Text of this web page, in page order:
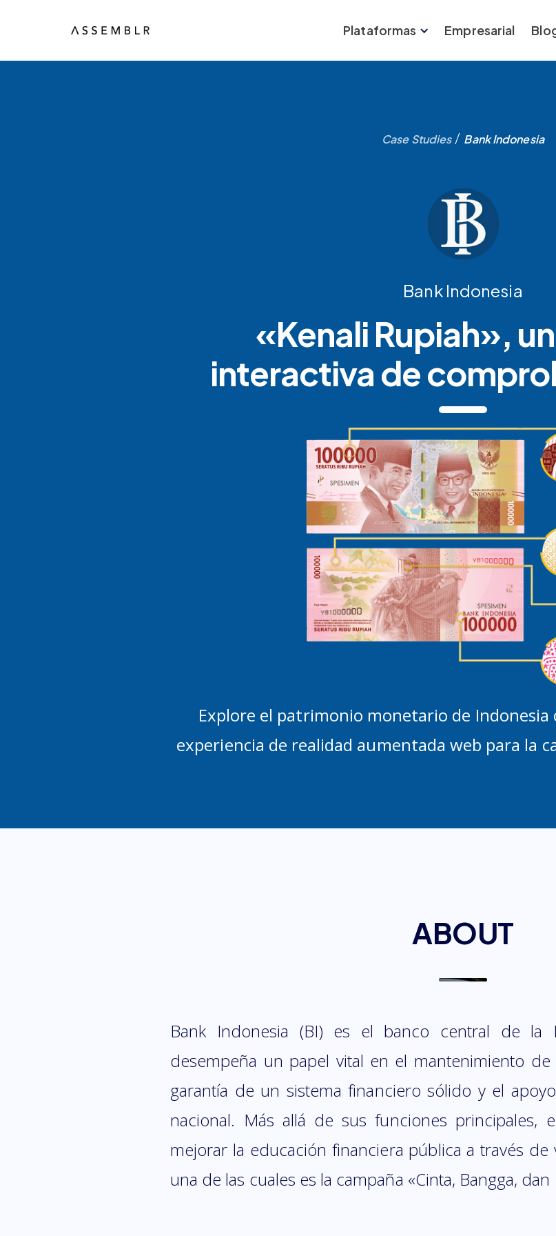
Plataformas Empresarial
Case Studies / Bank Indonesia
Bank Indonesia
«Kenali Rupiah»,
interactiva de
Explore el patrimonio monetario de Indonesia
experiencia de realidad aumentada web para la
ABOUT
Bank Indonesia (BI) es el banco central de la
desempeña un papel vital en el mantenimiento
garantía de un sistema financiero sólido y el
nacional. Más allá de sus funciones principales,
mejorar la educación financiera pública a través de
una de las cuales es la campaña «Cinta, Bangga, dan